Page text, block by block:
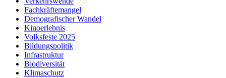
Fachkräftemangel
Demografischer Wandel
Kinoerlebnis
Volksfeste 2025
Bildungspolitik
Infrastruktur
Biodiversität
Klimaschutz